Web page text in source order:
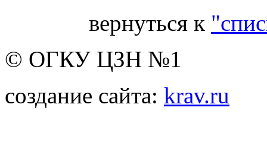
вернуться к
© ОГКУ ЦЗН №1
создание сайта: krav.ru